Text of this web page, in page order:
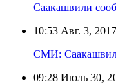
Саакашвили
10:53 Авг. 3, 2017
СМИ:
09:28 Июль 30,